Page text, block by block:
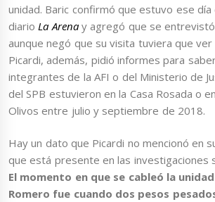
unidad. Baric confirmó que estuvo ese
diario La Arena y agregó que se entrevistó
aunque negó que su visita tuviera que ver
Picardi, además, pidió informes para
integrantes de la AFI o del Ministerio de
del SPB estuvieron en la Casa Rosada o
Olivos entre julio y septiembre de 2018.
Hay un dato que Picardi no mencionó en
que está presente en las investigaciones
El momento en que se cableó la
Romero fue cuando dos pesos